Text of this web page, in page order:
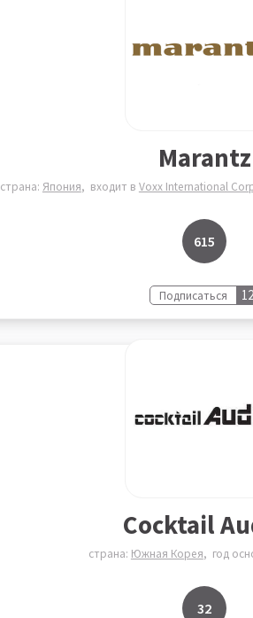
Marantz
страна: Япония входит в Voxx International
615
Подписаться 12
Cocktail
страна: Южная Корея год
32